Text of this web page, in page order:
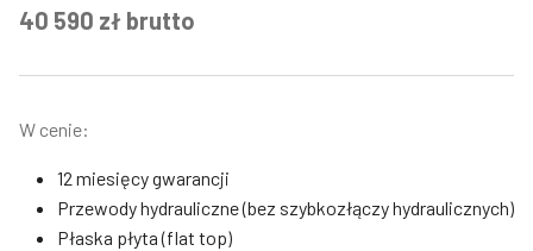
40 590 zł brutto
W cenie:
12 miesięcy gwarancji
Przewody hydrauliczne (bez szybkozłączy hydraulicznych)
Płaska płyta (flat top)